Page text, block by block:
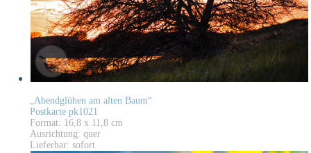
„Abendglühen am alten Baum“
Postkarte pk1021
Format: 16,8 x 11,8 cm
Ausrichtung: quer
Lieferbar: sofort